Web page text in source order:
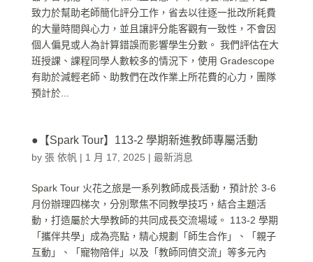
致力於幫助老師簡化評分工作，省去以往逐一批改所耗費
的大量時間與心力，並且讓評分能客觀有一致性，不會因
個人偏見或人為計算錯誤而影響學生分數。 我們評估在大
班授課、課程同學人數較多的情況下，使用 Gradescope
有助於減輕老師、助教們在改作業上所花費的心力，團隊
預計於...
●【Spark Tour】113-2 學期新進教師專屬活動
by 張 依帆 | 1 月 17, 2025 | 最新消息
Spark Tour 火花之旅是一系列教師成長活動，預計於 3-6
月份辦理四梯次，分別聚焦不同教學技巧，結合主題活
動，打造屬於大學教師的共同成長交流場域。 113-2 學期
「攜伴共學」成為亮點，精心規劃「師生合作」、「親子
互動」、「寵物陪伴」以及「教師同儕交流」等多元內